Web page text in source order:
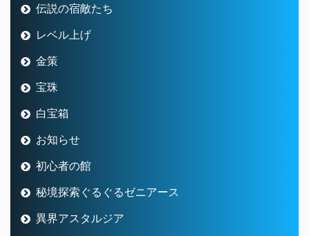
伝説の宿敵たち
レベル上げ
金策
宝珠
白宝箱
お知らせ
初心者の館
秘境探索ぐるぐるゼニアース
異界アスタルジア